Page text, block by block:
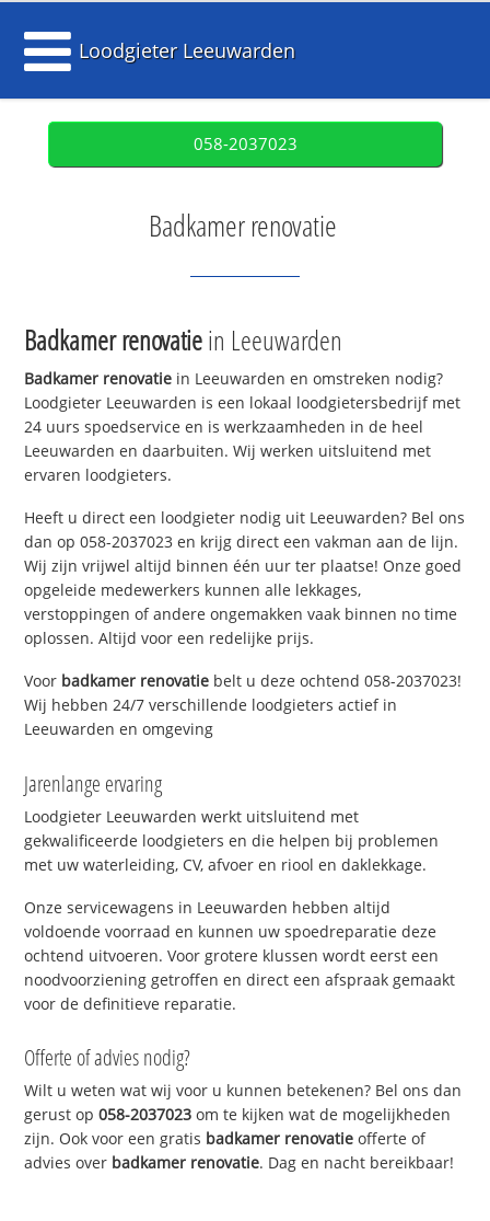
Loodgieter Leeuwarden
058-2037023
Badkamer renovatie
Badkamer renovatiein Leeuwarden
Badkamer renovatie in Leeuwarden en omstreken nodig?
Loodgieter Leeuwarden is een lokaal loodgietersbedrijf met
24 uurs spoedservice en is werkzaamheden in de heel
Leeuwarden en daarbuiten. Wij werken uitsluitend met
ervaren loodgieters.
Heeft u direct een loodgieter nodig uit Leeuwarden? Bel ons
dan op 058-2037023 en krijg direct een vakman aan de lijn.
Wij zijn vrijwel altijd binnen één uur ter plaatse! Onze goed
opgeleide medewerkers kunnen alle lekkages,
verstoppingen of andere ongemakken vaak binnen no time
oplossen. Altijd voor een redelijke prijs.
Voor badkamer renovatie belt u deze ochtend 058-2037023!
Wij hebben 24/7 verschillende loodgieters actief in
Leeuwarden en omgeving
Jarenlange ervaring
Loodgieter Leeuwarden werkt uitsluitend met
gekwalificeerde loodgieters en die helpen bij problemen
met uw waterleiding, CV, afvoer en riool en daklekkage.
Onze servicewagens in Leeuwarden hebben altijd
voldoende voorraad en kunnen uw spoedreparatie deze
ochtend uitvoeren. Voor grotere klussen wordt eerst een
noodvoorziening getroffen en direct een afspraak gemaakt
voor de definitieve reparatie.
Offerte of advies nodig?
Wilt u weten wat wij voor u kunnen betekenen? Bel ons dan
gerust op058-2037023 om te kijken wat de mogelijkheden
zijn. Ook voor een gratis badkamer renovatie offerte of
advies over badkamer renovatie. Dag en nacht bereikbaar!